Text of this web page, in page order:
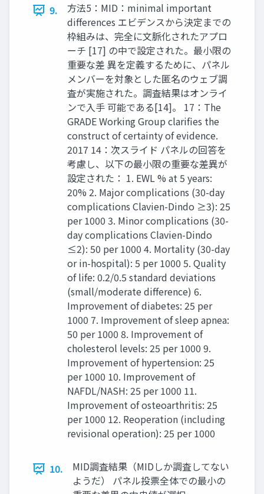
9.
方法5：MID：minimal important
differences エビデンスから決定までの
枠組みは、完全に文脈化されたアプロ
ーチ [17] の中で設定された。最小限の
重要な差 異を定義するために、パネル
メンバーを対象とした匿名のウェブ調
査が実施された。調査結果はオンライ
ンで入手 可能である[14]。 17：The
GRADE Working Group clarifies the
construct of certainty of evidence.
2017 14：次スライド パネルの回答を
考慮し、以下の最小限の重要な差異が
設定された： 1. EWL % at 5 years:
20% 2. Major complications (30-day
complications Clavien-Dindo ≥3): 25
per 1000 3. Minor complications (30-
day complications Clavien-Dindo
≤2): 50 per 1000 4. Mortality (30-day
or in-hospital): 5 per 1000 5. Quality
of life: 0.2/0.5 standard deviations
(small/moderate difference) 6.
Improvement of diabetes: 25 per
1000 7. Improvement of sleep apnea:
50 per 1000 8. Improvement of
cholesterol levels: 25 per 1000 9.
Improvement of hypertension: 25
per 1000 10. Improvement of
NAFDL/NASH: 25 per 1000 11.
Improvement of osteoarthritis: 25
per 1000 12. Reoperation (including
revisional operation): 25 per 1000
10.
MID調査結果（MIDしか調査してない
ようだ） パネル投票全体での最小の